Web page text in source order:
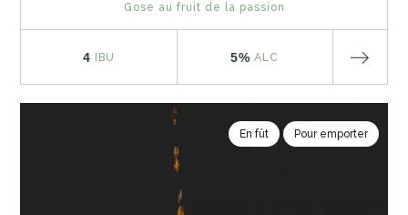
Gose au fruit de la passion
4 IBU 5% ALC
En fût Pour emporter